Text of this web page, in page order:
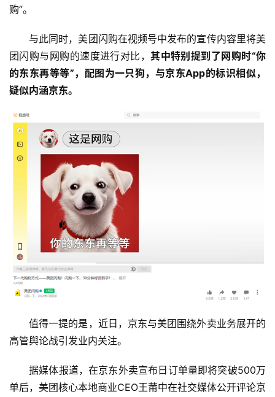
页
资
讯
消
费
生
活
技
经
购”。
与此同时，美团闪购在视频号中发布的宣传内容里将美
团闪购与网购的速度进行对比，其中特别提到了网购时“你
的东东再等等”，配图为一只狗，与京东App的标识相似，
疑似内涵京东。
值得一提的是，近日，京东与美团围绕外卖业务展开的
高管舆论战引发业内关注。
据媒体报道，在京东外卖宣布日订单量即将突破500万
单后，美团核心本地商业CEO王莆中在社交媒体公开评论京